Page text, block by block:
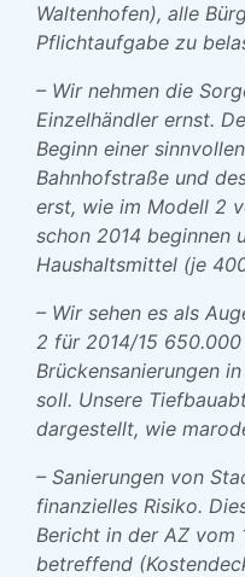
Waltenhofen), alle
Pflichtaufgabe zu
– Wir nehmen die
Einzelhändler ernst.
Beginn einer
Bahnhofstraße und
erst, wie im Modell 2
schon 2014 beginnen
Haushaltsmittel (je
– Wir sehen es als
2 für 2014/15
Brückensanierungen
soll. Unsere
dargestellt, wie
– Sanierungen von
finanzielles Risiko.
Bericht in der AZ vom
betreffend